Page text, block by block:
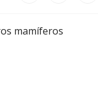
mamíferos